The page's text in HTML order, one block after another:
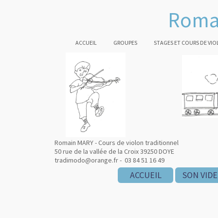
ACCUEIL GROUPES STAGES ET COURS DE
Romain MARY - Cours de violon traditionnel
50 rue de la vallée de la Croix 39250 DOYE
tradimodo@orange.fr - 03 84 51 16 49
SON
ACCUEIL